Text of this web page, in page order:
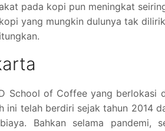
pada kopi pun meningkat
yang mungkin dulunya tak
School of Coffee yang berlokasi
ini telah berdiri sejak tahun 2014
Bahkan selama pandemi,